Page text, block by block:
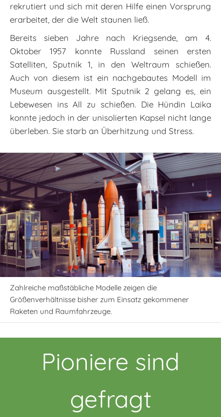
rekrutiert und sich mit deren Hilfe einen Vorsprung
erarbeitet, der die Welt staunen ließ.
Bereits sieben Jahre nach Kriegsende, am 4.
Oktober 1957 konnte Russland seinen ersten
Satelliten, Sputnik 1, in den Weltraum schießen.
Auch von diesem ist ein nachgebautes Modell im
Museum ausgestellt. Mit Sputnik 2 gelang es, ein
Lebewesen ins All zu schießen. Die Hündin Laika
konnte jedoch in der unisolierten Kapsel nicht lange
überleben. Sie starb an Überhitzung und Stress.
Zahlreiche maßstäbliche Modelle zeigen die
Größenverhältnisse bisher zum Einsatz gekommener
Raketen und Raumfahrzeuge.
Pioniere sind
gefragt